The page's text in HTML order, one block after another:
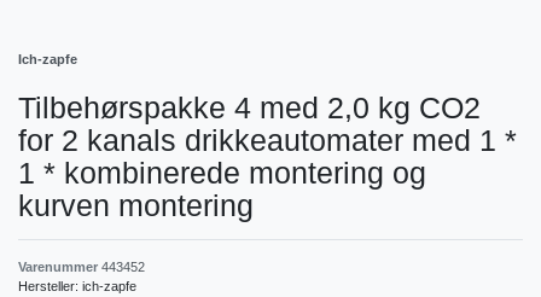
Ich-zapfe
Tilbehørspakke 4 med 2,0 kg CO2
for 2 kanals drikkeautomater med 1 *
1 * kombinerede montering og
kurven montering
Varenummer 443452
Hersteller: ich-zapfe